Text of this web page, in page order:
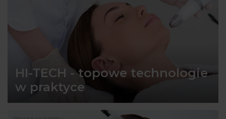
HI-TECH - topowe technologie
w praktyce